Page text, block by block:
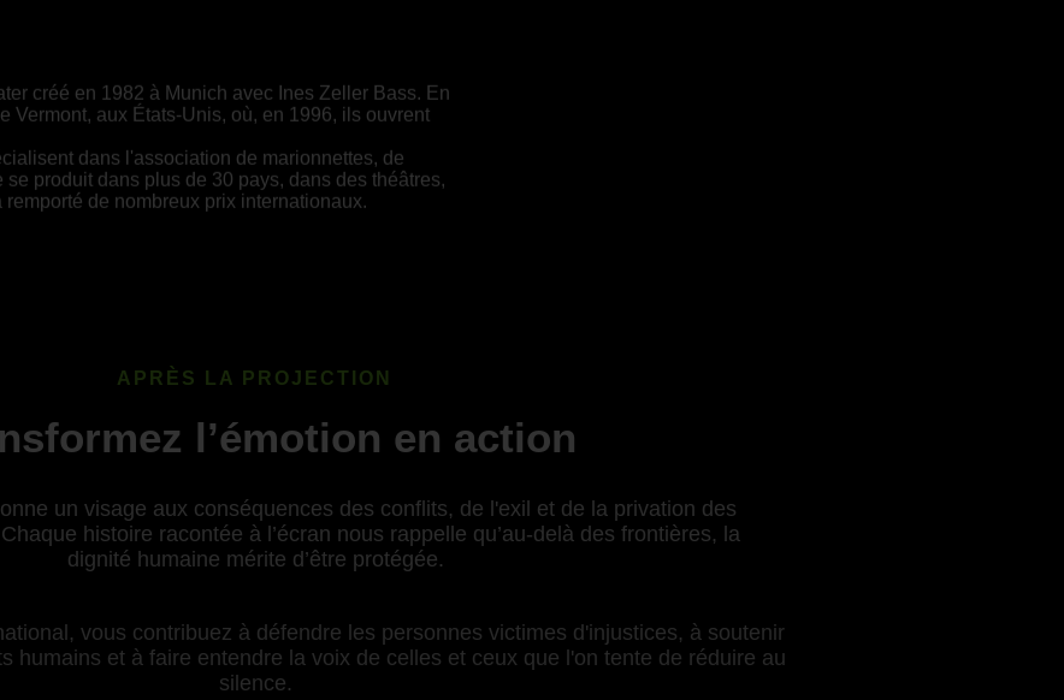
créé en 1982 à Munich avec Ines Zeller Bass. En
Vermont, aux États-Unis, où, en 1996, ils ouvrent
dans l'association de marionnettes, de
produit dans plus de 30 pays, dans des théâtres,
de nombreux prix internationaux.
APRÈS LA PROJECTION
l’émotion en action
un visage aux conséquences des conflits, de l'exil et de la privation des
histoire racontée à l’écran nous rappelle qu’au-delà des frontières, la
dignité humaine mérite d’être protégée.
vous contribuez à défendre les personnes victimes d'injustices, à soutenir
humains et à faire entendre la voix de celles et ceux que l'on tente de réduire au
silence.